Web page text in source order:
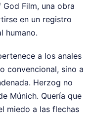
God Film, una obra
en un registro
humano.
a los anales
convencional, sino a
Herzog no
Múnich. Quería que
miedo a las flechas